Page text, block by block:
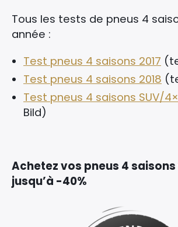
Tous les tests de pneus 4
année :
Test pneus 4 saisons 2017
Test pneus 4 saisons 2018
Test pneus 4 saisons SUV/
Bild)
Achetez vos pneus 4
jusqu’à -40%
Rechercher
: